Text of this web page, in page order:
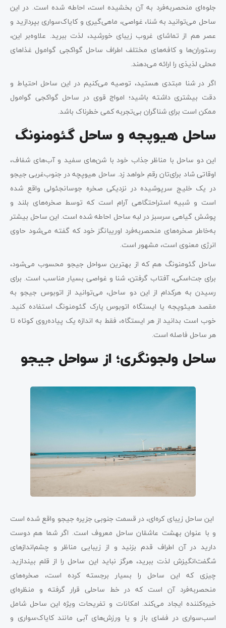
جلوه‌ای منحصربه‌فرد به آن بخشیده است، احاطه شده است. در این
ساحل می‌توانید به شنا، غواصی، ماهی‌گیری و کایاک‌سواری بپردازید و
عصر هم از تماشای غروب زیبای خورشید، لذت ببرید. علاوه‌بر این،
رستوران‌ها و کافه‌های مختلف اطراف ساحل گواکجی گوامول غذاهای
محلی لذیذی را ارائه می‌دهند.
اگر در شنا مبتدی هستید، توصیه می‌کنیم در این ساحل احتیاط و
دقت بیشتری داشته باشید؛ امواج قوی در ساحل گواکجی گوامول
ممکن است برای شناگران بی‌تجربه کمی خطرناک باشد.
ساحل هیوپجه و ساحل گئومنونگ
این دو ساحل با مناظر جذاب خود با شن‌های سفید و آب‌های شفاف،
اوقاتی شاد برای‌تان رقم خواهد زد. ساحل هیوپچه در جنوب‌غربی جیجو
در یک خلیج سرپوشیده در نزدیکی صخره جوسانجئولی واقع شده
است و شبیه استراحتگاهی آرام است که توسط صخره‌های بلند و
پوشش گیاهی سرسبز در لبه ساحل احاطه شده است. این ساحل بیشتر
به‌خاطر صخره‌های منحصربه‌فرد اوریبانگز خود که گفته می‌شود حاوی
انرژی معنوی است، مشهور است.
ساحل گئومنونگ هم که از بهترین سواحل جیجو محسوب می‌شود،
برای جت‌اسکی، آفتاب گرفتن، شنا و غواصی بسیار مناسب است. برای
رسیدن به هرکدام از این دو ساحل، می‌توانید از اتوبوس جیجو به
مقصد هیئوپجه یا ایستگاه اتوبوس پارک گئومنونگ استفاده کنید.
خوب است بدانید از هر ایستگاه، فقط به اندازه یک پیاده‌روی کوتاه تا
هر ساحل فاصله است.
ساحل ولجونگری؛ از سواحل جیجو
این ساحل زیبای کره‌ای، در قسمت جنوبی جزیره جیجو واقع شده است
و با عنوان بهشت عاشقان ساحل معروف است. اگر شما هم دوست
دارید در آن اطراف قدم بزنید و از زیبایی مناظر و چشم‌اندازهای
شگفت‌انگیزش لذت ببرید، هرگز نباید این ساحل را از قلم بیندازید.
چیزی که این ساحل را بسیار برجسته کرده است، صخره‌های
منحصربه‌فرد آن است که در خط ساحلی قرار گرفته و منظره‌ای
خیره‌کننده ایجاد می‌کند. امکانات و تفریحات ویژه این ساحل شامل
اسب‌سواری در فضای باز و یا ورزش‌های آبی مانند کایاک‌سواری و